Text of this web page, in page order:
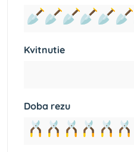
Kvitnutie
Doba rezu